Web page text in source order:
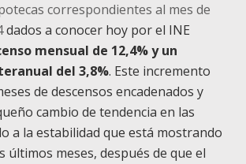
correspondientes al mes de
dados a conocer hoy por el INE
mensual de 12,4% y un
del 3,8%. Este incremento
de descensos encadenados y
cambio de tendencia en las
a la estabilidad que está mostrando
últimos meses, después de que el